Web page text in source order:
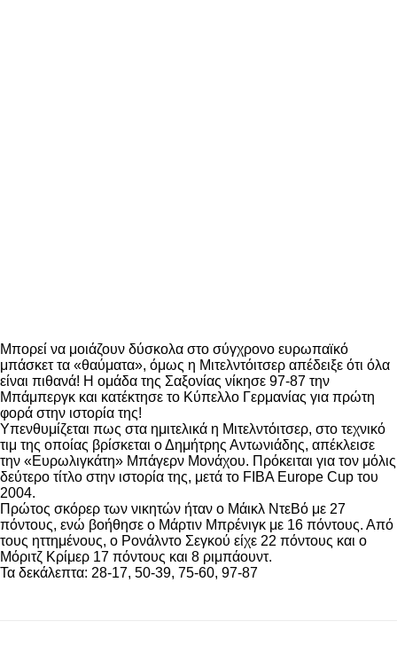
Μπορεί να μοιάζουν δύσκολα στο σύγχρονο ευρωπαϊκό
μπάσκετ τα «θαύματα», όμως η Μιτελντόιτσερ απέδειξε ότι όλα
είναι πιθανά! Η ομάδα της Σαξονίας νίκησε 97-87 την
Μπάμπεργκ και κατέκτησε το Κύπελλο Γερμανίας για πρώτη
φορά στην ιστορία της!
Υπενθυμίζεται πως στα ημιτελικά η Μιτελντόιτσερ, στο τεχνικό
τιμ της οποίας βρίσκεται ο Δημήτρης Αντωνιάδης, απέκλεισε
την «Ευρωλιγκάτη» Μπάγερν Μονάχου. Πρόκειται για τον μόλις
δεύτερο τίτλο στην ιστορία της, μετά το FIBA Europe Cup του
2004.
Πρώτος σκόρερ των νικητών ήταν ο Μάικλ ΝτεΒό με 27
πόντους, ενώ βοήθησε ο Μάρτιν Μπρένιγκ με 16 πόντους. Από
τους ηττημένους, ο Ρονάλντο Σεγκού είχε 22 πόντους και ο
Μόριτζ Κρίμερ 17 πόντους και 8 ριμπάουντ.
Τα δεκάλεπτα: 28-17, 50-39, 75-60, 97-87